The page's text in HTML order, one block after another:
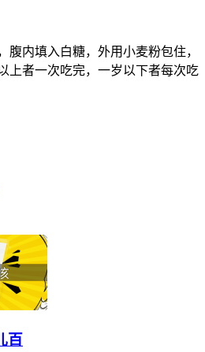
腹内填入白糖，外用小麦粉包住，
上者一次吃完，一岁以下者每次吃
百